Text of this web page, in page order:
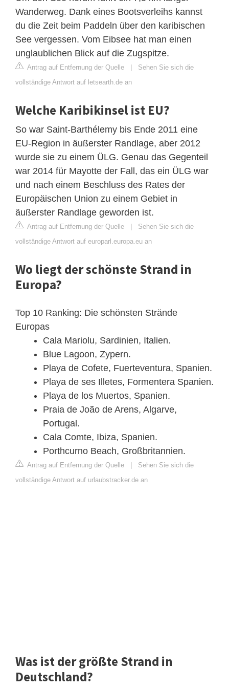
Wanderweg. Dank eines Bootsverleihs kannst
du die Zeit beim Paddeln über den karibischen
See vergessen. Vom Eibsee hat man einen
unglaublichen Blick auf die Zugspitze.
Antrag auf Entfernung der Quelle | Sehen Sie sich die
vollständige Antwort auf letsearth.de an
Welche Karibikinsel ist EU?
So war Saint-Barthélemy bis Ende 2011 eine
EU-Region in äußerster Randlage, aber 2012
wurde sie zu einem ÜLG. Genau das Gegenteil
war 2014 für Mayotte der Fall, das ein ÜLG war
und nach einem Beschluss des Rates der
Europäischen Union zu einem Gebiet in
äußerster Randlage geworden ist.
Antrag auf Entfernung der Quelle | Sehen Sie sich die
vollständige Antwort auf europarl.europa.eu an
Wo liegt der schönste Strand in
Europa?
Top 10 Ranking: Die schönsten Strände
Europas
Cala Mariolu, Sardinien, Italien.
Blue Lagoon, Zypern.
Playa de Cofete, Fuerteventura, Spanien.
Playa de ses Illetes, Formentera Spanien.
Playa de los Muertos, Spanien.
Praia de João de Arens, Algarve,
Portugal.
Cala Comte, Ibiza, Spanien.
Porthcurno Beach, Großbritannien.
Antrag auf Entfernung der Quelle | Sehen Sie sich die
vollständige Antwort auf urlaubstracker.de an
Was ist der größte Strand in
Deutschland?